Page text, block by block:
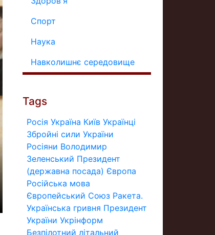
Спорт
Наука
Навколишнє середовище
Tags
Росія Україна Київ Українці
Збройні сили України
Росіяни Володимир
Зеленський Президент
(державна посада) Європа
Російська мова
Європейський Союз Ракета.
Українська гривня Президент
України Укрінформ
Безпілотний літальний